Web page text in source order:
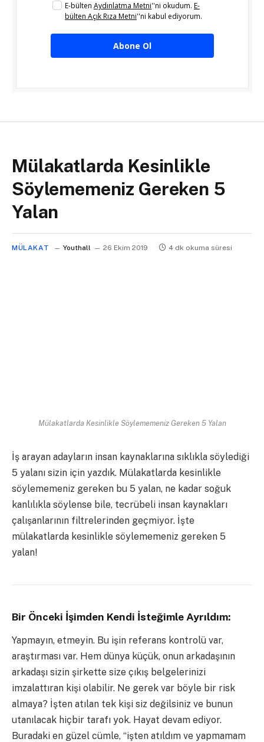
E-bülten Aydınlatma Metni''ni okudum. E-
bülten Açık Rıza Metni''ni kabul ediyorum.
Abone Ol
Mülakatlarda Kesinlikle
Söylememeniz Gereken 5
Yalan
MÜLAKAT Youthall 26 Ekim 2019 4 dk okuma süresi
Mülakatlarda Kesinlikle Söylememeniz Gereken 5 Yalan
İş arayan adayların insan kaynaklarına sıklıkla söylediği
5 yalanı sizin için yazdık. Mülakatlarda kesinlikle
söylememeniz gereken bu 5 yalan, ne kadar soğuk
kanlılıkla söylense bile, tecrübeli insan kaynakları
çalışanlarının filtrelerinden geçmiyor. İşte
mülakatlarda kesinlikle söylememeniz gereken 5
yalan!
Bir Önceki İşimden Kendi İsteğimle Ayrıldım:
Yapmayın, etmeyin. Bu işin referans kontrolü var,
araştırması var. Hem dünya küçük, onun arkadaşının
arkadaşı sizin şirkette size çıkış belgelerinizi
imzalattıran kişi olabilir. Ne gerek var böyle bir risk
almaya? İşten atılan tek kişi siz değilsiniz ve bunun
utanılacak hiçbir tarafı yok. Hayat devam ediyor.
Buradaki en güzel cümle, “işten atıldım ve yapmamam